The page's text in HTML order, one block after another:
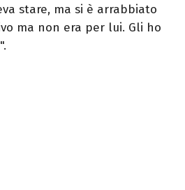
stare, ma si è arrabbiato
ma non era per lui. Gli ho